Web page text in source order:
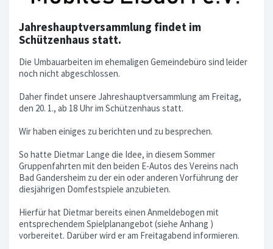
Jahreshauptversammlung findet im
Schützenhaus statt.
Die Umbauarbeiten im ehemaligen Gemeindebüro sind leider
noch nicht abgeschlossen.
Daher findet unsere Jahreshauptversammlung am Freitag,
den 20. 1., ab 18 Uhr im Schützenhaus statt.
Wir haben einiges zu berichten und zu besprechen.
So hatte Dietmar Lange die Idee, in diesem Sommer
Gruppenfahrten mit den beiden E-Autos des Vereins nach
Bad Gandersheim zu der ein oder anderen Vorführung der
diesjährigen Domfestspiele anzubieten.
Hierfür hat Dietmar bereits einen Anmeldebogen mit
entsprechendem Spielplanangebot (siehe Anhang )
vorbereitet. Darüber wird er am Freitagabend informieren.